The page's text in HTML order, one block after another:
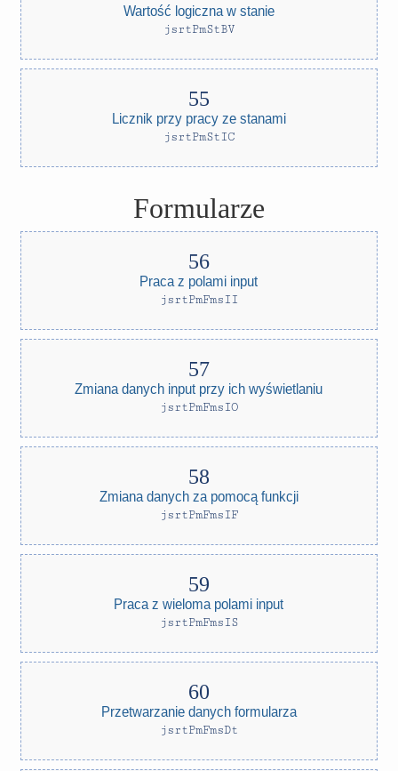
Wartość logiczna w stanie
jsrtPmStBV
Licznik przy pracy ze stanami
jsrtPmStIC
Formularze
Praca z polami input
jsrtPmFmsII
Zmiana danych input przy ich wyświetlaniu
jsrtPmFmsIO
Zmiana danych za pomocą funkcji
jsrtPmFmsIF
Praca z wieloma polami input
jsrtPmFmsIS
Przetwarzanie danych formularza
jsrtPmFmsDt